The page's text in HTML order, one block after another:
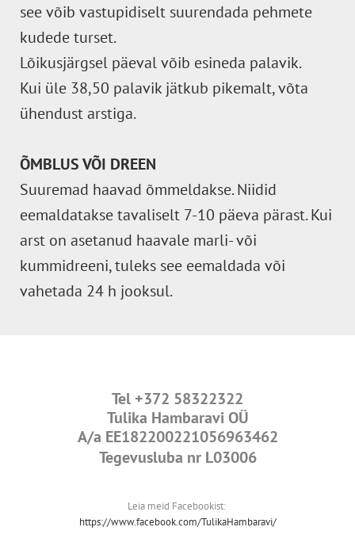
see võib vastupidiselt suurendada pehmete
kudede turset.
Lõikusjärgsel päeval võib esineda palavik.
Kui üle 38,50 palavik jätkub pikemalt, võta
ühendust arstiga.
ÕMBLUS VÕI DREEN
Suuremad haavad õmmeldakse. Niidid
eemaldatakse tavaliselt 7-10 päeva pärast. Kui
arst on asetanud haavale marli- või
kummidreeni, tuleks see eemaldada või
vahetada 24 h jooksul.
Tel +372 58322322
Tulika Hambaravi OÜ
A/a EE182200221056963462
Tegevusluba nr L03006
Leia meid Facebookist:
https://www.facebook.com/TulikaHambaravi/